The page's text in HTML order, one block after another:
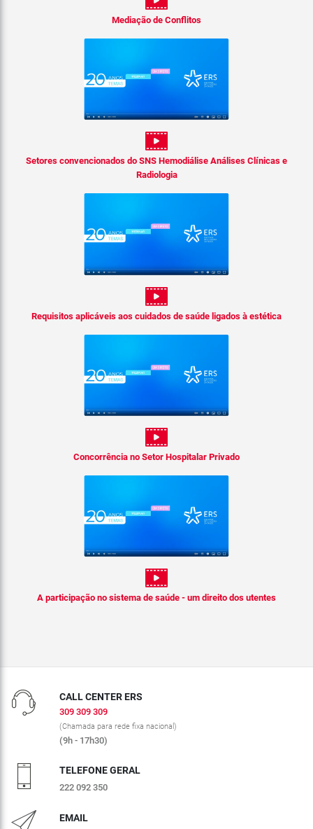
Mediação de Conflitos
Setores convencionados do SNS Hemodiálise Análises Clínicas e
Radiologia
Requisitos aplicáveis aos cuidados de saúde ligados à estética
Concorrência no Setor Hospitalar Privado
A participação no sistema de saúde - um direito dos utentes
CALL CENTER ERS
309 309 309
(Chamada para rede fixa nacional)
(9h - 17h30)
TELEFONE GERAL
222 092 350
EMAIL